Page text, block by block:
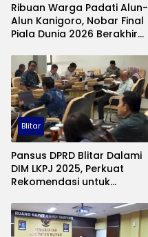
Ribuan Warga Padati Alun-
Alun Kanigoro, Nobar Final
Piala Dunia 2026 Berakhir
Blitar
Pansus DPRD Blitar Dalami
DIM LKPJ 2025, Perkuat
Rekomendasi untuk